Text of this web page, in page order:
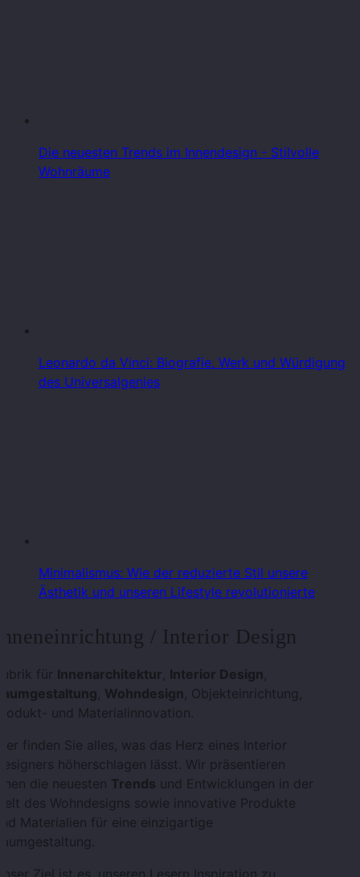
Die neuesten Trends im Innendesign - Stilvolle
Wohnräume
Leonardo da Vinci: Biografie, Werk und Würdigung
des Universalgenies
Minimalismus: Wie der reduzierte Stil unsere
Ästhetik und unseren Lifestyle revolutionierte
/ Interior Design
für Innenarchitektur Interior Design
Wohndesign , Objekteinrichtung,
und Materialinnovation.
finden Sie alles, was das Herz eines Interior
höherschlagen lässt. Wir präsentieren
die neuesten Trends und Entwicklungen in der
des Wohndesigns sowie innovative Produkte
Materialien für eine einzigartige
Ziel ist es, unseren Lesern Inspiration zu